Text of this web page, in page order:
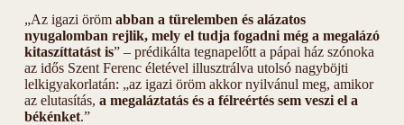
„Az igazi öröm abban a türelemben és alázatos
nyugalomban rejlik, mely el tudja fogadni még a megalázó
kitaszíttatást is” – prédikálta tegnapelőtt a pápai ház szónoka
az idős Szent Ferenc életével illusztrálva utolsó nagyböjti
lelkigyakorlatán: „az igazi öröm akkor nyilvánul meg, amikor
az elutasítás, a megaláztatás és a félreértés sem veszi el a
békénket.”